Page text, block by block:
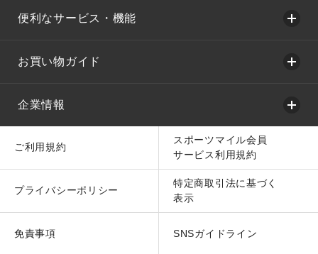
便利なサービス・機能
お買い物ガイド
企業情報
ご利用規約
スポーツマイル会員
サービス利用規約
プライバシーポリシー
特定商取引法に基づく
表示
免責事項 SNSガイドライン